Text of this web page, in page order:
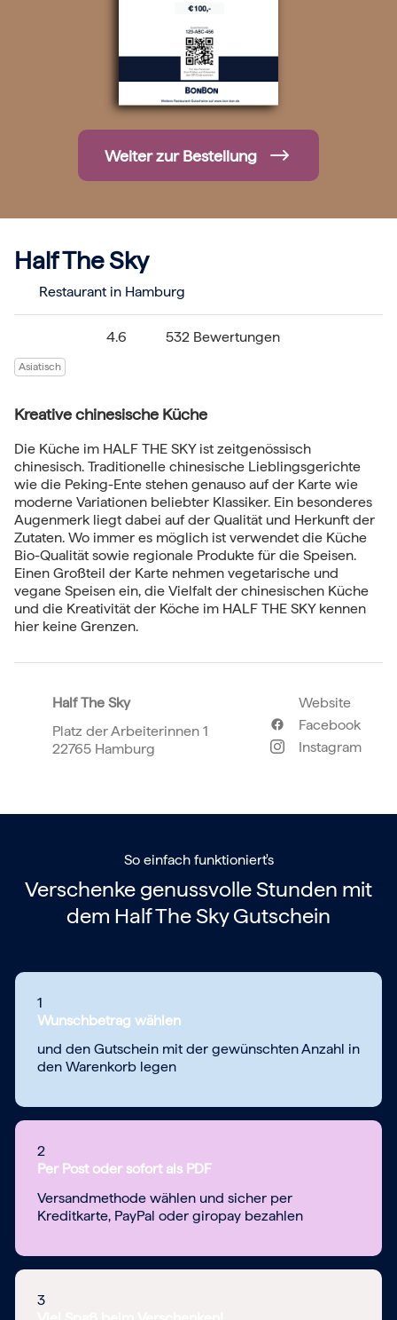
Frohe Weihnachten
Regionale Gutscheine
Berlin
Hamburg
München
Frankfurt
Köln
Düsseldorf
Stuttgart
Essen
Das ideale Geschenk für alle Anlässe
Weiter zur Bestellung
Half The Sky
Restaurant in Hamburg
4.6 532 Bewertungen
Asiatisch
Kreative chinesische Küche
Die Küche im HALF THE SKY ist zeitgenössisch
chinesisch. Traditionelle chinesische Lieblingsgerichte
wie die Peking-Ente stehen genauso auf der Karte wie
moderne Variationen beliebter Klassiker. Ein besonderes
Augenmerk liegt dabei auf der Qualität und Herkunft der
Zutaten. Wo immer es möglich ist verwendet die Küche
Bio-Qualität sowie regionale Produkte für die Speisen.
Einen Großteil der Karte nehmen vegetarische und
vegane Speisen ein, die Vielfalt der chinesischen Küche
und die Kreativität der Köche im HALF THE SKY kennen
hier keine Grenzen.
Half The Sky
Platz der Arbeiterinnen 1
22765 Hamburg
Website
Facebook
Instagram
So einfach funktioniert's
Verschenke genussvolle Stunden mit
dem Half The Sky Gutschein
1
Wunschbetrag wählen
und den Gutschein mit der gewünschten Anzahl in
den Warenkorb legen
2
Per Post oder sofort als PDF
Versandmethode wählen und sicher per
Kreditkarte, PayPal oder giropay bezahlen
3